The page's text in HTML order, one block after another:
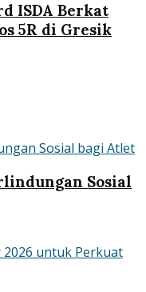
ISDA Berkat
5R di Gresik
Sosial